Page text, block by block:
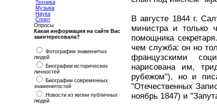
Техника
Музыка
Наука
Спорт
Опросы
Какая информация на сайте Вас
заинтересовала?
Фотографии знаменитых
людей
Биографии исторических
личностей
Биографии современных
знаменитостей
Новости из жизни публичных
людей
В августе 1844 г.
министра и только
помощника
чем служба: он но
французскими
нарисована им,
рубежом"), но и
"Отечественных
ноябрь 1847) и